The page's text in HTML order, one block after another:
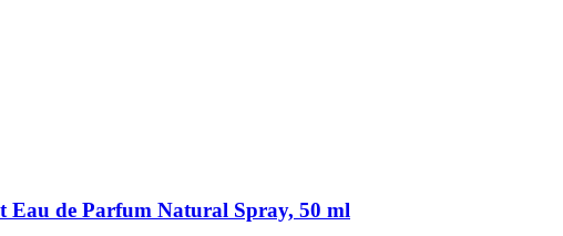
Eau de Parfum Natural Spray, 50 ml